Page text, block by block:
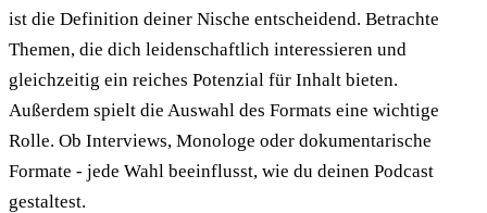
ist die Definition deiner Nische entscheidend. Betrachte
Themen, die dich leidenschaftlich interessieren und
gleichzeitig ein reiches Potenzial für Inhalt bieten.
Außerdem spielt die Auswahl des Formats eine wichtige
Rolle. Ob Interviews, Monologe oder dokumentarische
Formate - jede Wahl beeinflusst, wie du deinen Podcast
gestaltest.